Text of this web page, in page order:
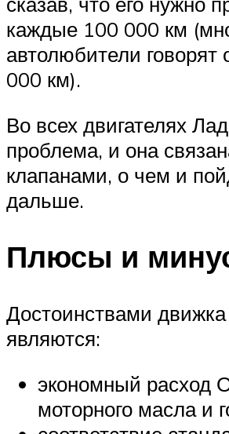
каждые 100 000 км
автолюбители
000 км).
Во всех двигателях
проблема, и она
клапанами, о чем и
дальше.
Плюсы и
Достоинствами
являются:
экономный расход
моторного масла и